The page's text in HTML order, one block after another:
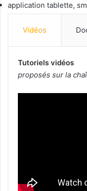
application tablette,
Vidéos
Tutoriels vidéos
proposés sur la